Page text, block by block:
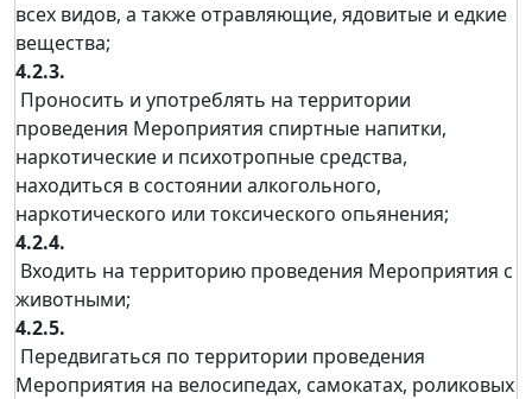
всех видов, а также отравляющие, ядовитые и едкие
вещества;
4.2.3.
Проносить и употреблять на территории
проведения Мероприятия спиртные напитки,
наркотические и психотропные средства,
находиться в состоянии алкогольного,
наркотического или токсического опьянения;
4.2.4.
Входить на территорию проведения Мероприятия с
животными;
4.2.5.
Передвигаться по территории проведения
Мероприятия на велосипедах, самокатах, роликовых